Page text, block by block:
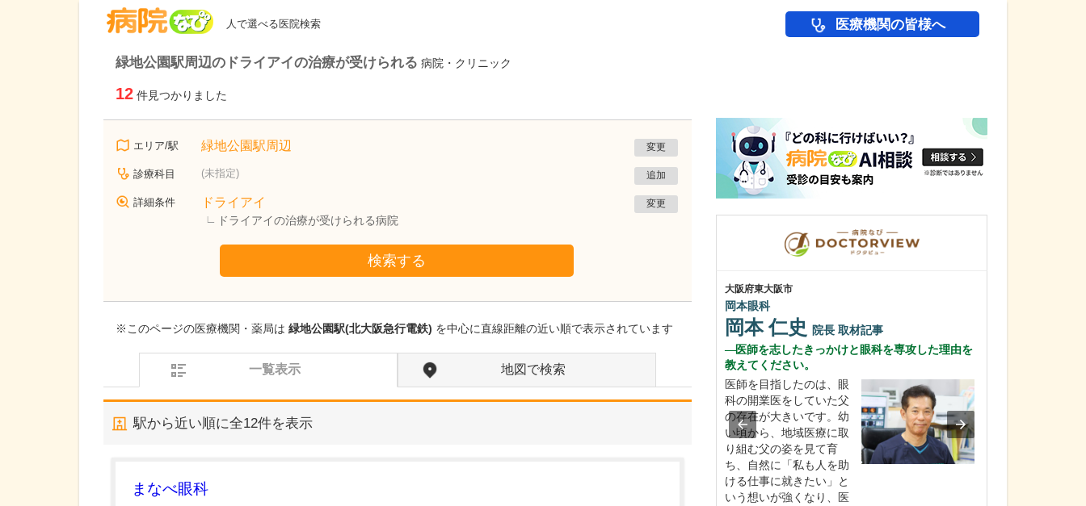
人で選べる医院検索 医療機関の皆様へ
緑地公園駅周辺のドライアイの治療が受けられる 病院・クリニック
12 件見つかりました
エリア/駅 緑地公園駅周辺 変更
診療科目 (未指定) 追加
詳細条件 ドライアイ
ドライアイの治療が受けられる病院
変更
検索する
※このページの医療機関・薬局は 緑地公園駅(北大阪急行電鉄) を中心に直線距離の近い順で表示されています
一覧表示 地図で検索
駅から近い順に全12件を表示
まなべ眼科
大阪府東大阪市
岡本眼科
岡本 仁史 院長 取材記事
医師を志したきっかけと眼科を専攻した理由を
教えてください。
医師を目指したのは、眼
科の開業医をしていた父
の存在が大きいです。幼
い頃から、地域医療に取
り組む父の姿を見て育
ち、自然に「私も人を助
ける仕事に就きたい」と
いう想いが強くなり、医
スラージュ内科クリニック
岩堀 本一院長取材記事
いを込められたのですか?
「スラージュ(Soulage)」
はフランス語で「ほっと